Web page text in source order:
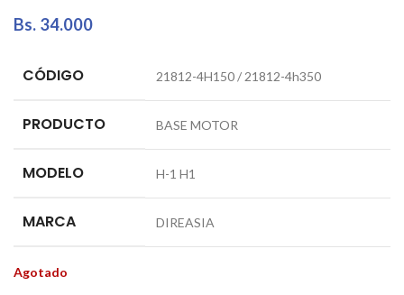
Bs. 34.000
CÓDIGO 21812-4H150 / 21812-4h350
PRODUCTO BASE MOTOR
MODELO H-1 H1
MARCA DIREASIA
Agotado